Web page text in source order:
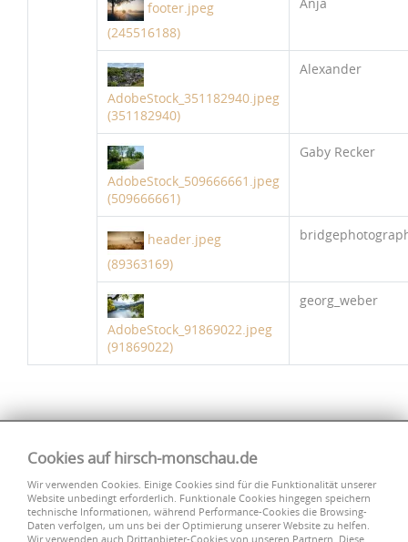
footer.jpeg
(245516188)
AdobeStock_351182940.jpeg
(351182940)
Alexander
AdobeStock_509666661.jpeg
(509666661)
Gaby Recker
header.jpeg
(89363169)
AdobeStock_91869022.jpeg
(91869022)
georg_weber
Cookies auf hirsch-monschau.de
Wir verwenden Cookies. Einige Cookies sind für die Funktionalität unserer
Website unbedingt erforderlich. Funktionale Cookies hingegen speichern
technische Informationen, während Performance-Cookies die Browsing-
Daten verfolgen, um uns bei der Optimierung unserer Website zu helfen.
Wir verwenden auch Drittanbieter-Cookies von unseren Partnern. Diese